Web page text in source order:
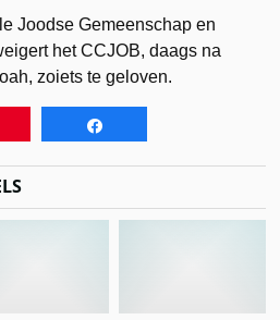
Joodse Gemeenschap en
het CCJOB, daags na
zoiets te geloven.